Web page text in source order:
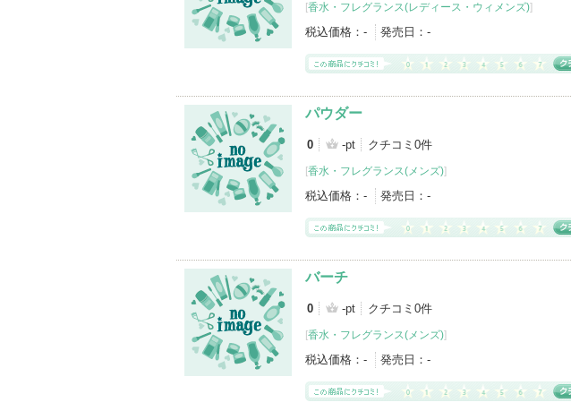
[香水・フレグランス(レディース・ウィメンズ)]
税込価格： - 発売日： -
パウダー
0 -pt クチコミ0件
[香水・フレグランス(メンズ)]
税込価格： - 発売日： -
バーチ
0 -pt クチコミ0件
[香水・フレグランス(メンズ)]
税込価格： - 発売日： -